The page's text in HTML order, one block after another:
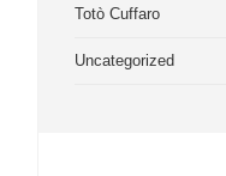
Totò Cuffaro
Uncategorized